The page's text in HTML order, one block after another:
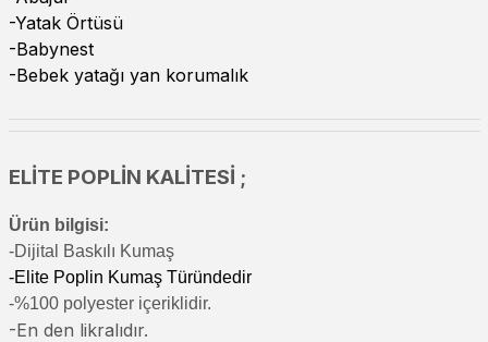
-Yatak Örtüsü
-Babynest
-Bebek yatağı yan korumalık
ELİTE POPLİN KALİTESİ ;
Ürün bilgisi:
-Dijital Baskılı Kumaş
-Elite Poplin Kumaş Türündedir
-%100 polyester içeriklidir.
-En den likralıdır.